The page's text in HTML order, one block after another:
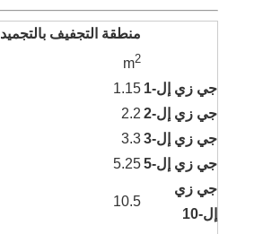
منطقة التجفيف بالتجميد
m2
جي زي إل-1
1.15
جي زي إل-2
2.2
جي زي إل-3
3.3
جي زي إل-5
5.25
جي زي
إل-10
10.5